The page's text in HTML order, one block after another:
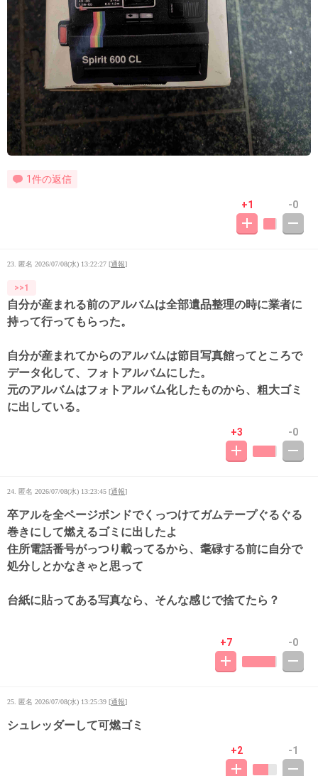
1件の返信
+1 -0
23. 匿名 2026/07/08(水) 13:22:27 [通報]
>>1
自分が産まれる前のアルバムは全部遺品整理の時に業者に
持って行ってもらった。
自分が産まれてからのアルバムは節目写真館ってところで
データ化して、フォトアルバムにした。
元のアルバムはフォトアルバム化したものから、粗大ゴミ
に出している。
+3 -0
24. 匿名 2026/07/08(水) 13:23:45 [通報]
卒アルを全ページボンドでくっつけてガムテープぐるぐる
巻きにして燃えるゴミに出したよ
住所電話番号がっつり載ってるから、耄碌する前に自分で
処分しとかなきゃと思って
台紙に貼ってある写真なら、そんな感じで捨てたら？
+7 -0
25. 匿名 2026/07/08(水) 13:25:39 [通報]
シュレッダーして可燃ゴミ
+2 -1